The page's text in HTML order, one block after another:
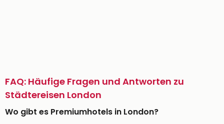
FAQ: Häufige Fragen und Antworten zu
Städtereisen London
Wo gibt es Premiumhotels in London?